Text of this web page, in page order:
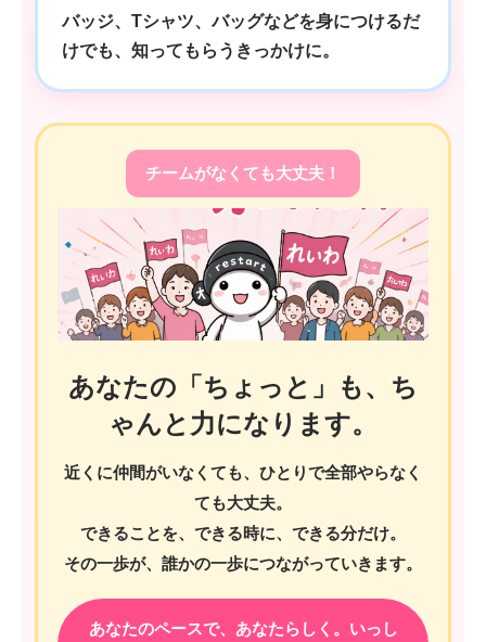
バッジ、Tシャツ、バッグなどを身につけるだ
けでも、知ってもらうきっかけに。
チームがなくても大丈夫！
あなたの「ちょっと」も、ち
ゃんと力になります。
近くに仲間がいなくても、ひとりで全部やらなく
ても大丈夫。
できることを、できる時に、できる分だけ。
その一歩が、誰かの一歩につながっていきます。
あなたのペースで、あなたらしく。いっし